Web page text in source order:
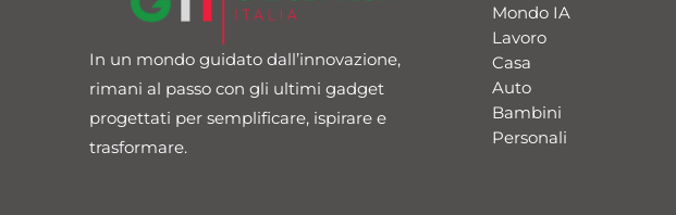
In un mondo guidato dall’innovazione,
rimani al passo con gli ultimi gadget
progettati per semplificare, ispirare e
trasformare.
Mondo IA
Lavoro
Casa
Auto
Bambini
Personali